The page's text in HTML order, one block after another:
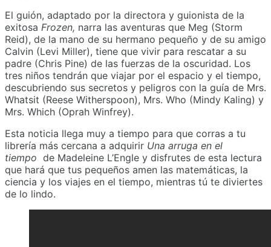
El guión, adaptado por la directora y guionista de la
exitosa Frozen, narra las aventuras que Meg (Storm
Reid), de la mano de su hermano pequeño y de su amigo
Calvin (Levi Miller), tiene que vivir para rescatar a su
padre (Chris Pine) de las fuerzas de la oscuridad. Los
tres niños tendrán que viajar por el espacio y el tiempo,
descubriendo sus secretos y peligros con la guía de Mrs.
Whatsit (Reese Witherspoon), Mrs. Who (Mindy Kaling) y
Mrs. Which (Oprah Winfrey).
Esta noticia llega muy a tiempo para que corras a tu
librería más cercana a adquirir Una arruga en el
tiempo de Madeleine L’Engle y disfrutes de esta lectura
que hará que tus pequeños amen las matemáticas, la
ciencia y los viajes en el tiempo, mientras tú te diviertes
de lo lindo.